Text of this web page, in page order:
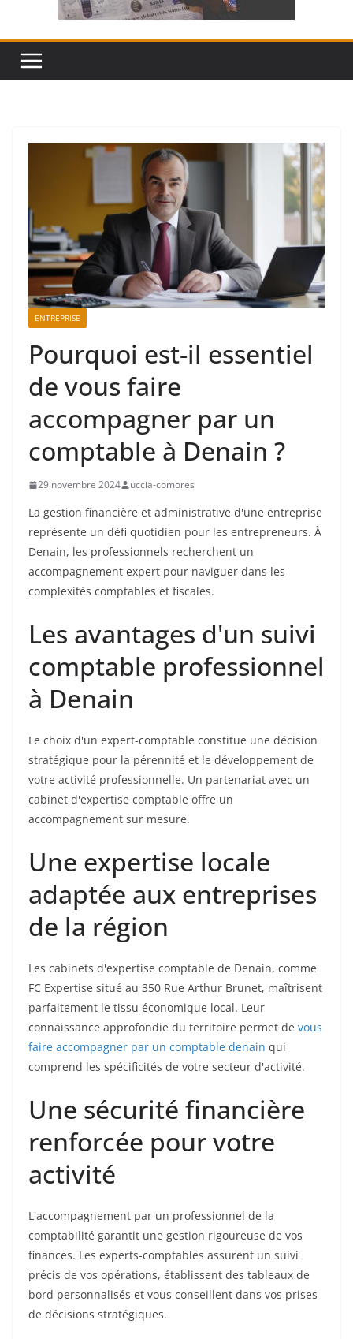
ENTREPRISE
Pourquoi est-il essentiel
de vous faire
accompagner par un
comptable à Denain ?
29 novembre 2024 uccia-comores
La gestion financière et administrative d'une entreprise
représente un défi quotidien pour les entrepreneurs. À
Denain, les professionnels recherchent un
accompagnement expert pour naviguer dans les
complexités comptables et fiscales.
Les avantages d'un suivi
comptable professionnel
à Denain
Le choix d'un expert-comptable constitue une décision
stratégique pour la pérennité et le développement de
votre activité professionnelle. Un partenariat avec un
cabinet d'expertise comptable offre un
accompagnement sur mesure.
Une expertise locale
adaptée aux entreprises
de la région
Les cabinets d'expertise comptable de Denain, comme
FC Expertise situé au 350 Rue Arthur Brunet, maîtrisent
parfaitement le tissu économique local. Leur
connaissance approfondie du territoire permet de vous
faire accompagner par un comptable denain qui
comprend les spécificités de votre secteur d'activité.
Une sécurité financière
renforcée pour votre
activité
L'accompagnement par un professionnel de la
comptabilité garantit une gestion rigoureuse de vos
finances. Les experts-comptables assurent un suivi
précis de vos opérations, établissent des tableaux de
bord personnalisés et vous conseillent dans vos prises
de décisions stratégiques.